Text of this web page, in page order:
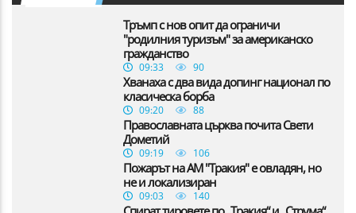
Тръмп с нов опит да ограничи
"родилния туризъм" за американско
гражданство
09:33 90
Хванаха с два вида допинг национал по
класическа борба
09:20 88
Православната църква почита Свети
Дометий
09:19 106
Пожарът на АМ "Тракия" е овладян, но
не и локализиран
09:03 140